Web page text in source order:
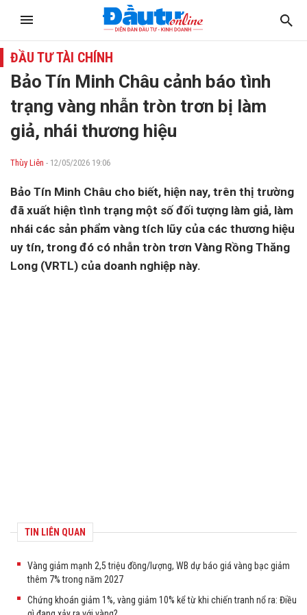
ĐẦU TƯ TÀI CHÍNH
Bảo Tín Minh Châu cảnh báo tình
trạng vàng nhẫn tròn trơn bị làm
giả, nhái thương hiệu
Thùy Liên - 12/05/2026 19:06
Bảo Tín Minh Châu cho biết, hiện nay, trên thị trường
đã xuất hiện tình trạng một số đối tượng làm giả, làm
nhái các sản phẩm vàng tích lũy của các thương hiệu
uy tín, trong đó có nhẫn tròn trơn Vàng Rồng Thăng
Long (VRTL) của doanh nghiệp này.
TIN LIÊN QUAN
Vàng giảm mạnh 2,5 triệu đồng/lượng, WB dự báo giá vàng bạc giảm
thêm 7% trong năm 2027
Chứng khoán giảm 1%, vàng giảm 10% kể từ khi chiến tranh nổ ra: Điều